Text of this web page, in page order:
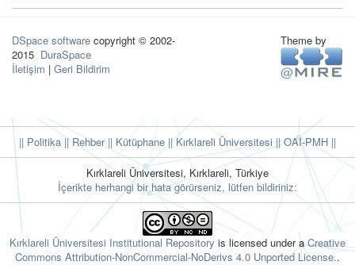
DSpace software copyright © 2002-
2015 DuraSpace
İletişim | Geri Bildirim
Theme by
|| Politika|| Rehber|| Kütüphane|| Kırklareli Üniversitesi ||OAI-PMH ||
Kırklareli Üniversitesi, Kırklareli, Türkiye
İçerikte herhangi bir hata görürseniz, lütfen bildiriniz:
Kırklareli Üniversitesi Institutional Repository is licensed under aCreative
Commons Attribution-NonCommercial-NoDerivs 4.0 Unported License..